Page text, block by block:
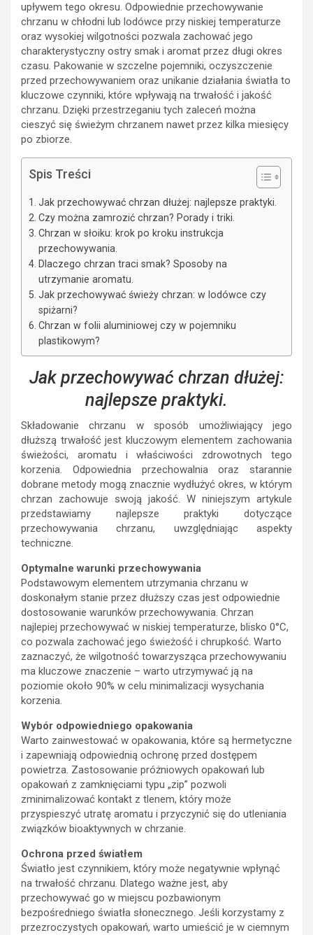
upływem tego okresu. Odpowiednie przechowywanie
chrzanu w chłodni lub lodówce przy niskiej temperaturze
oraz wysokiej wilgotności pozwala zachować jego
charakterystyczny ostry smak i aromat przez długi okres
czasu. Pakowanie w szczelne pojemniki, oczyszczenie
przed przechowywaniem oraz unikanie działania światła to
kluczowe czynniki, które wpływają na trwałość i jakość
chrzanu. Dzięki przestrzeganiu tych zaleceń można
cieszyć się świeżym chrzanem nawet przez kilka miesięcy
po zbiorze.
Spis Treści
Jak przechowywać chrzan dłużej: najlepsze praktyki.
Czy można zamrozić chrzan? Porady i triki.
Chrzan w słoiku: krok po kroku instrukcja
przechowywania.
Dlaczego chrzan traci smak? Sposoby na
utrzymanie aromatu.
Jak przechowywać świeży chrzan: w lodówce czy
spiżarni?
Chrzan w folii aluminiowej czy w pojemniku
plastikowym?
Jak przechowywać chrzan dłużej:
najlepsze praktyki.
Składowanie chrzanu w sposób umożliwiający jego
dłuższą trwałość jest kluczowym elementem zachowania
świeżości, aromatu i właściwości zdrowotnych tego
korzenia. Odpowiednia przechowalnia oraz starannie
dobrane metody mogą znacznie wydłużyć okres, w którym
chrzan zachowuje swoją jakość. W niniejszym artykule
przedstawiamy najlepsze praktyki dotyczące
przechowywania chrzanu, uwzględniając aspekty
techniczne.
Optymalne warunki przechowywania
Podstawowym elementem utrzymania chrzanu w
doskonałym stanie przez dłuższy czas jest odpowiednie
dostosowanie warunków przechowywania. Chrzan
najlepiej przechowywać w niskiej temperaturze, blisko 0°C,
co pozwala zachować jego świeżość i chrupkość. Warto
zaznaczyć, że wilgotność towarzysząca przechowywaniu
ma kluczowe znaczenie – warto utrzymywać ją na
poziomie około 90% w celu minimalizacji wysychania
korzenia.
Wybór odpowiedniego opakowania
Warto zainwestować w opakowania, które są hermetyczne
i zapewniają odpowiednią ochronę przed dostępem
powietrza. Zastosowanie próżniowych opakowań lub
opakowań z zamknięciami typu „zip” pozwoli
zminimalizować kontakt z tlenem, który może
przyspieszyć utratę aromatu i przyczynić się do utleniania
związków bioaktywnych w chrzanie.
Ochrona przed światłem
Światło jest czynnikiem, który może negatywnie wpłynąć
na trwałość chrzanu. Dlatego ważne jest, aby
przechowywać go w miejscu pozbawionym
bezpośredniego światła słonecznego. Jeśli korzystamy z
przezroczystych opakowań, warto umieścić je w ciemnym